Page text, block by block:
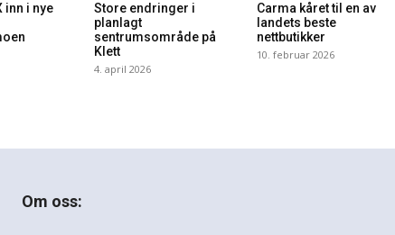
inn i nye
Store endringer i
planlagt
sentrumsområde på
Klett
4. april 2026
Carma kåret til en av
landets beste
nettbutikker
10. februar 2026
Om oss: